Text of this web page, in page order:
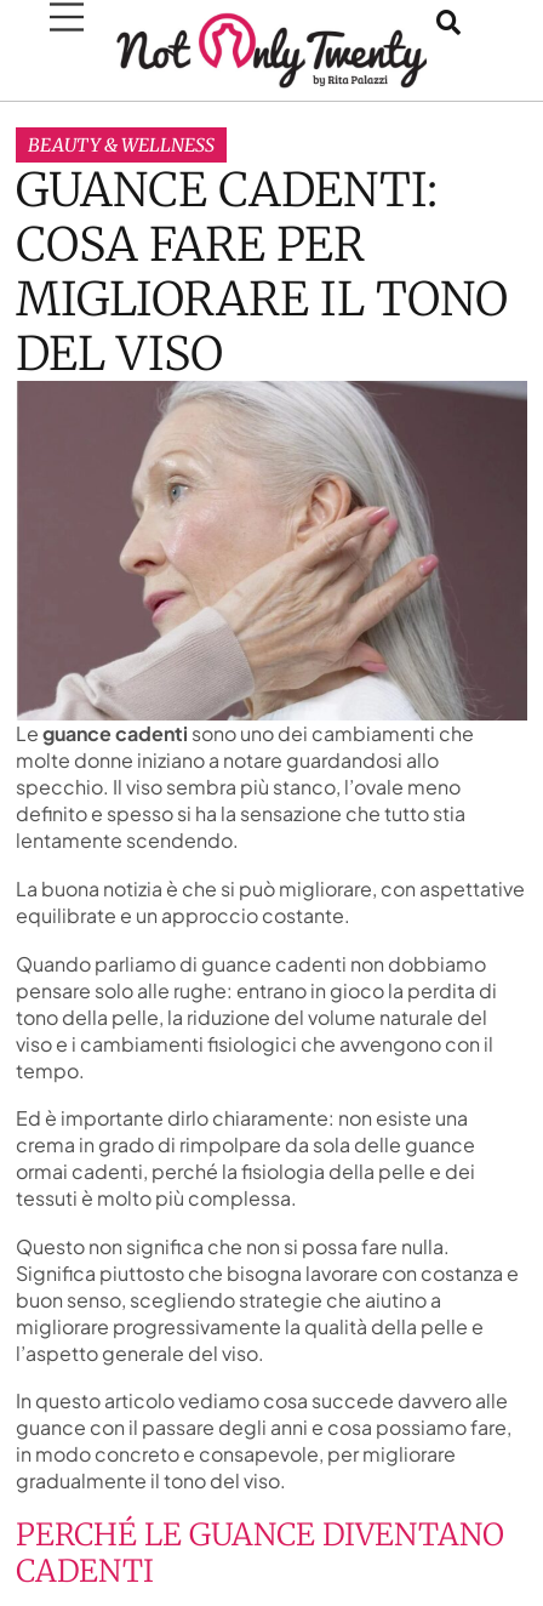
BEAUTY & WELLNESS
GUANCE CADENTI:
COSA FARE PER
MIGLIORARE IL TONO
DEL VISO
Leguance cadenti sono uno dei cambiamenti che
molte donne iniziano a notare guardandosi allo
specchio. Il viso sembra più stanco, l’ovale meno
definito e spesso si ha la sensazione che tutto stia
lentamente scendendo.
La buona notizia è che si può migliorare, con aspettative
equilibrate e un approccio costante.
Quando parliamo di guance cadenti non dobbiamo
pensare solo alle rughe: entrano in gioco la perdita di
tono della pelle, la riduzione del volume naturale del
viso e i cambiamenti fisiologici che avvengono con il
tempo.
Ed è importante dirlo chiaramente: non esiste una
crema in grado di rimpolpare da sola delle guance
ormai cadenti, perché la fisiologia della pelle e dei
tessuti è molto più complessa.
Questo non significa che non si possa fare nulla.
Significa piuttosto che bisogna lavorare con costanza e
buon senso, scegliendo strategie che aiutino a
migliorare progressivamente la qualità della pelle e
l’aspetto generale del viso.
In questo articolo vediamo cosa succede davvero alle
guance con il passare degli anni e cosa possiamo fare,
in modo concreto e consapevole, per migliorare
gradualmente il tono del viso.
PERCHÉ LE GUANCE DIVENTANO
CADENTI